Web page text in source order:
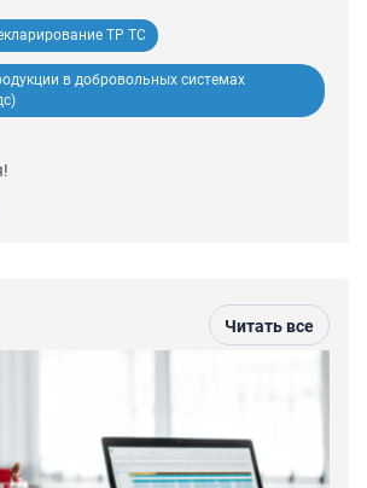
ТР ТС
в добровольных системах
Читать все